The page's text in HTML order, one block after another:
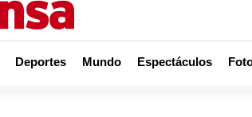
Deportes Mundo Espectáculos